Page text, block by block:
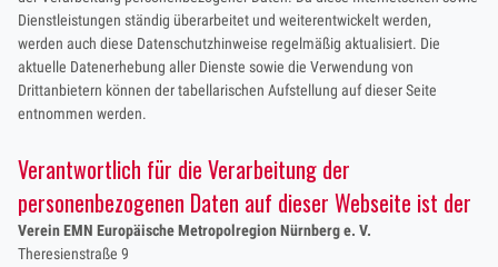
Dienstleistungen ständig überarbeitet und weiterentwickelt werden,
werden auch diese Datenschutzhinweise regelmäßig aktualisiert. Die
aktuelle Datenerhebung aller Dienste sowie die Verwendung von
Drittanbietern können der tabellarischen Aufstellung auf dieser Seite
entnommen werden.
Verantwortlich für die Verarbeitung der
personenbezogenen Daten auf dieser Webseite ist der
Verein EMN Europäische Metropolregion Nürnberg e. V.
Theresienstraße 9